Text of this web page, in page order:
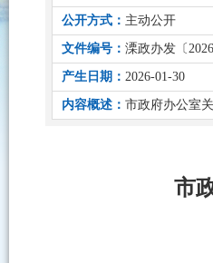
公开方式： 主动公开
文件编号： 溧政办发〔
产生日期： 2026-01-30
内容概述： 市政府办公室
市